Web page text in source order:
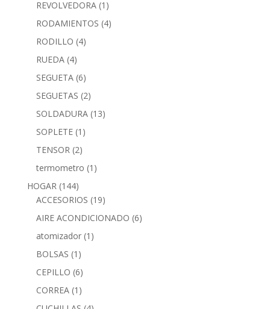
REVOLVEDORA (1)
RODAMIENTOS (4)
RODILLO (4)
RUEDA (4)
SEGUETA (6)
SEGUETAS (2)
SOLDADURA (13)
SOPLETE (1)
TENSOR (2)
termometro (1)
HOGAR (144)
ACCESORIOS (19)
AIRE ACONDICIONADO (6)
atomizador (1)
BOLSAS (1)
CEPILLO (6)
CORREA (1)